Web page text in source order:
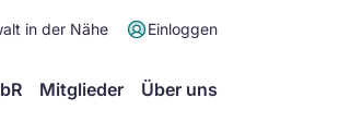
in der Nähe Einloggen
Mitglieder Über uns